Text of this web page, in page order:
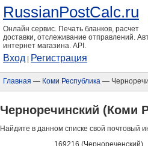
RussianPostCalc.ru
Онлайн сервис. Печать бланков, расчет
доставки, отслеживание отправлений.
интернет магазина. API.
Вход Регистрация
Главная — Коми Республика —
Черноречинский (Коми
Найдите в данном списке свой почтовый
169216 (Чернореченский)